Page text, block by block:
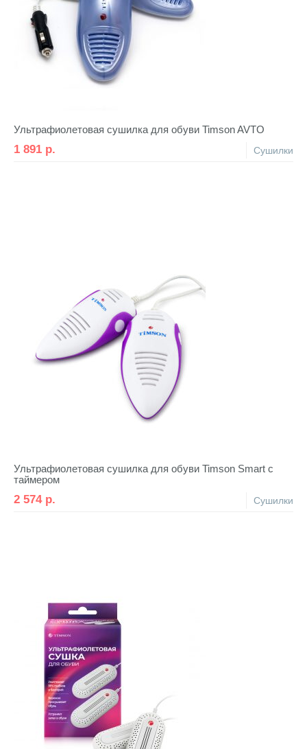
Ультрафиолетовая сушилка для обуви Timson AVTO
Сушилки
1 891 р.
Ультрафиолетовая сушилка для обуви Timson Smart с
таймером
Сушилки
2 574 р.